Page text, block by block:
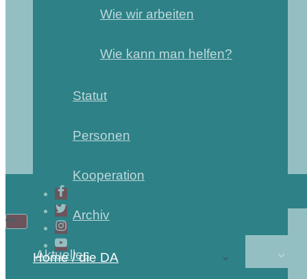
Wie wir arbeiten
Wie kann man helfen?
Statut
Personen
Kooperation
Archiv
Aktuelles
Home / die DA